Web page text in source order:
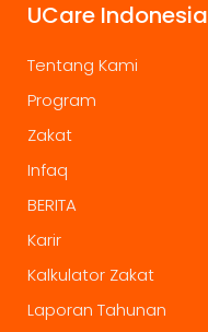
UCare Indonesia
Tentang Kami
Program
Zakat
Infaq
BERITA
Karir
Kalkulator Zakat
Laporan Tahunan